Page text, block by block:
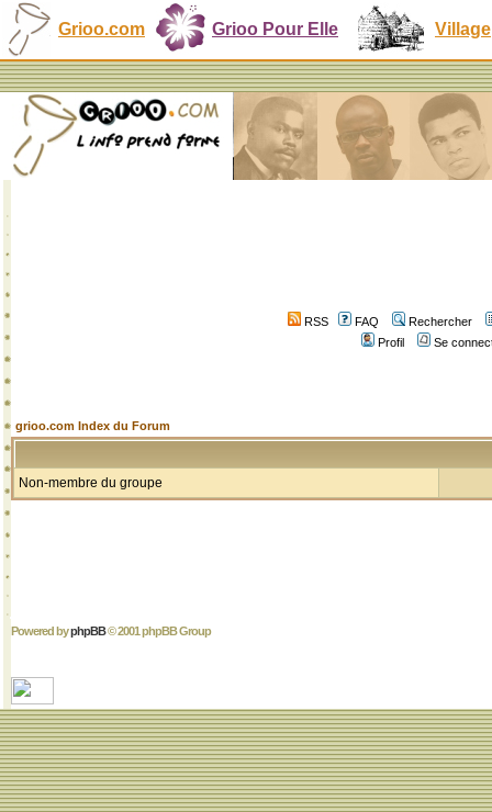
Grioo.com Grioo Pour Elle Village
RSS FAQ
Rechercher
Profil
Se
grioo.com Index du Forum
Non-membre du groupe
Powered byphpBB© 2001 phpBB Group